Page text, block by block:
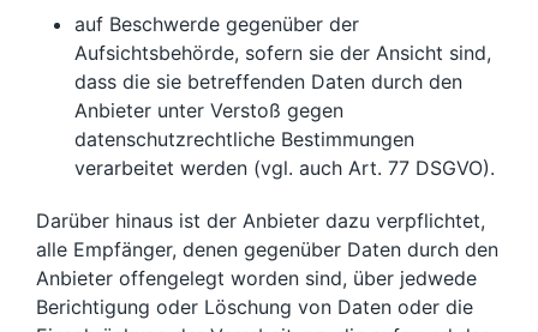
auf Beschwerde gegenüber der
Aufsichtsbehörde, sofern sie der Ansicht sind,
dass die sie betreffenden Daten durch den
Anbieter unter Verstoß gegen
datenschutzrechtliche Bestimmungen
verarbeitet werden (vgl. auch Art. 77 DSGVO).
Darüber hinaus ist der Anbieter dazu verpflichtet,
alle Empfänger, denen gegenüber Daten durch den
Anbieter offengelegt worden sind, über jedwede
Berichtigung oder Löschung von Daten oder die